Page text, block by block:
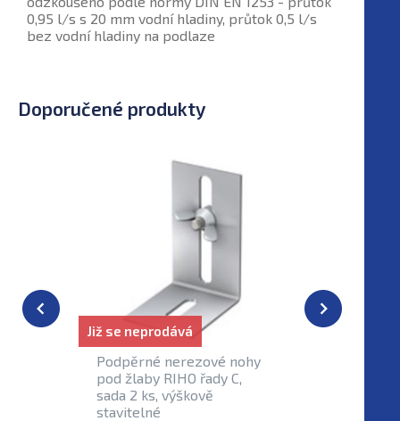
0,95 l/s s 20 mm vodní hladiny, průtok 0,5 l/s
bez vodní hladiny na podlaze
Doporučené produkty
Podpěrné nerezové nohy
pod žlaby RIHO řady C,
sada 2 ks, výškově
stavitelné
Již se neprodává